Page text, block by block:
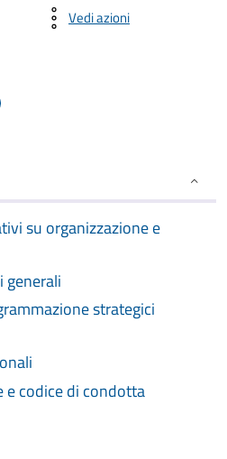
Vedi azioni
su organizzazione e
strategici
e codice di condotta